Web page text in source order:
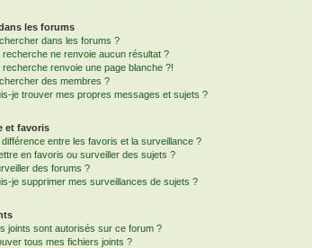
les forums
dans les forums ?
recherche ne renvoie aucun résultat ?
recherche renvoie une page blanche ?!
des membres ?
je trouver mes propres messages et sujets ?
et favoris
entre les favoris et la surveillance ?
en favoris ou surveiller des sujets ?
des forums ?
je supprimer mes surveillances de sujets ?
joints sont autorisés sur ce forum ?
tous mes fichiers joints ?